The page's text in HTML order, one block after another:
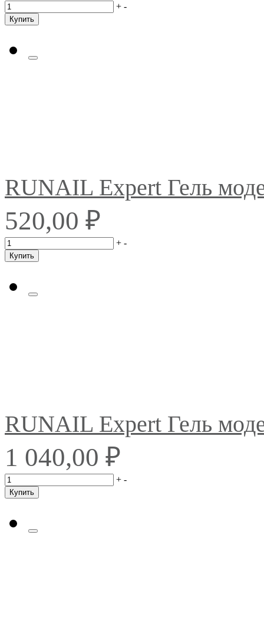
+ -
Купить
RUNAIL Expert Гель
520,00 ₽
+ -
Купить
RUNAIL Expert Гель
1 040,00 ₽
+ -
Купить